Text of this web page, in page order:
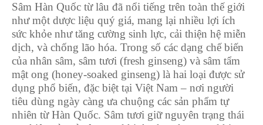
Sâm Hàn Quốc từ lâu đã nổi tiếng trên toàn thế giới
như một dược liệu quý giá, mang lại nhiều lợi ích
sức khỏe như tăng cường sinh lực, cải thiện hệ miễn
dịch, và chống lão hóa. Trong số các dạng chế biến
của nhân sâm, sâm tươi (fresh ginseng) và sâm tẩm
mật ong (honey-soaked ginseng) là hai loại được sử
dụng phổ biến, đặc biệt tại Việt Nam – nơi người
tiêu dùng ngày càng ưa chuộng các sản phẩm tự
nhiên từ Hàn Quốc. Sâm tươi giữ nguyên trạng thái